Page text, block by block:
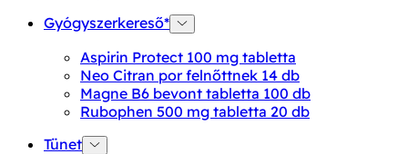
Gyógyszerkereső*
Aspirin Protect 100 mg tabletta
Neo Citran por felnőttnek 14 db
Magne B6 bevont tabletta 100 db
Rubophen 500 mg tabletta 20 db
Tünet